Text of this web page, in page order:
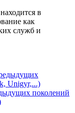
в
как
служб и
поколений